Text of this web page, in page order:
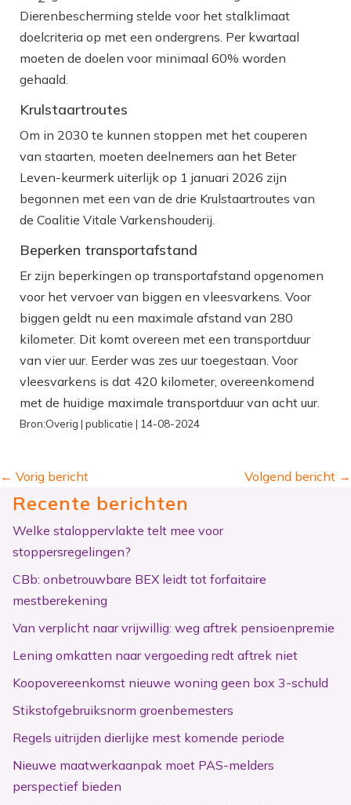
Dierenbescherming stelde voor het stalklimaat
doelcriteria op met een ondergrens. Per kwartaal
moeten de doelen voor minimaal 60% worden
gehaald.
Krulstaartroutes
Om in 2030 te kunnen stoppen met het couperen
van staarten, moeten deelnemers aan het Beter
Leven-keurmerk uiterlijk op 1 januari 2026 zijn
begonnen met een van de drie Krulstaartroutes van
de Coalitie Vitale Varkenshouderij.
Beperken transportafstand
Er zijn beperkingen op transportafstand opgenomen
voor het vervoer van biggen en vleesvarkens. Voor
biggen geldt nu een maximale afstand van 280
kilometer. Dit komt overeen met een transportduur
van vier uur. Eerder was zes uur toegestaan. Voor
vleesvarkens is dat 420 kilometer, overeenkomend
met de huidige maximale transportduur van acht uur.
Bron:Overig | publicatie | 14-08-2024
← Vorig bericht Volgend bericht →
Recente berichten
Welke staloppervlakte telt mee voor
stoppersregelingen?
CBb: onbetrouwbare BEX leidt tot forfaitaire
mestberekening
Van verplicht naar vrijwillig: weg aftrek pensioenpremie
Lening omkatten naar vergoeding redt aftrek niet
Koopovereenkomst nieuwe woning geen box 3-schuld
Stikstofgebruiksnorm groenbemesters
Regels uitrijden dierlijke mest komende periode
Nieuwe maatwerkaanpak moet PAS-melders
perspectief bieden